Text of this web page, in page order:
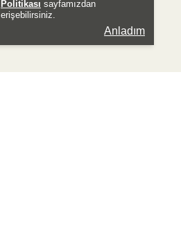
Politikası sayfamızdan
erişebilirsiniz.
Anladım